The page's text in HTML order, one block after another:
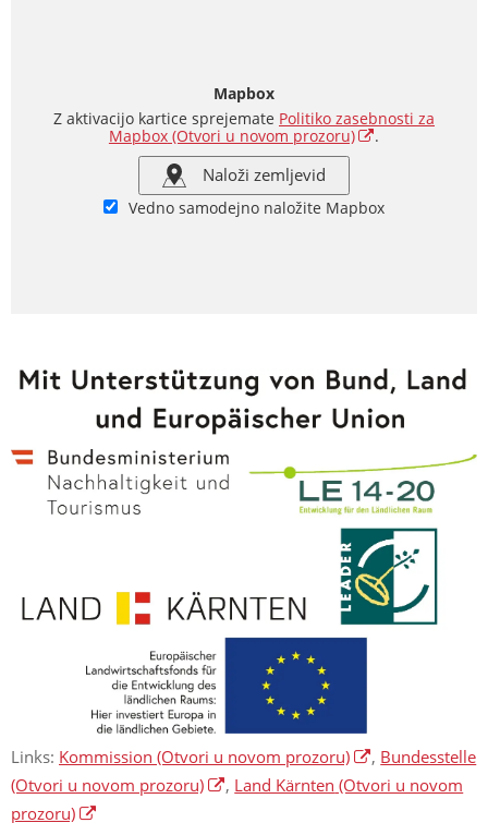
Mapbox
Z aktivacijo kartice sprejemate Politiko zasebnosti za
Mapbox(Otvori u novom prozoru) .
Naloži zemljevid
Vedno samodejno naložite Mapbox
Links: Kommission (Otvori u novom prozoru) , Bundesstelle
(Otvori u novom prozoru)
, Land Kärnten (Otvori u novom
prozoru)